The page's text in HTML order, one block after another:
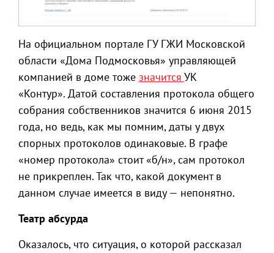
На официальном портале ГУ ГЖИ Московской
области «Дома Подмосковья» управляющей
компанией в доме тоже значится УК
«Контур». Датой составления протокола общего
собрания собственников значится 6 июня 2015
года, но ведь, как мы помним, даты у двух
спорных протоколов одинаковые. В графе
«номер протокола» стоит «б/н», сам протокол
не прикреплен. Так что, какой документ в
данном случае имеется в виду — непонятно.
Театр абсурда
Оказалось, что ситуация, о которой рассказал